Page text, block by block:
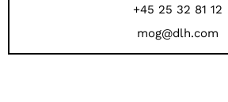
+45 25 32 81 12
mog@dlh.com